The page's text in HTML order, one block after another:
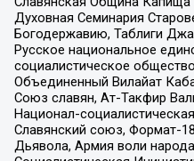
Духовная Семинария
Богодержавию, Таблиги
Русское национальное
социалистическое
Объединенный Вилайат
Союз славян, Ат-Такфир
Национал-
Славянский союз, Формат-
Дьявола, Армия воли